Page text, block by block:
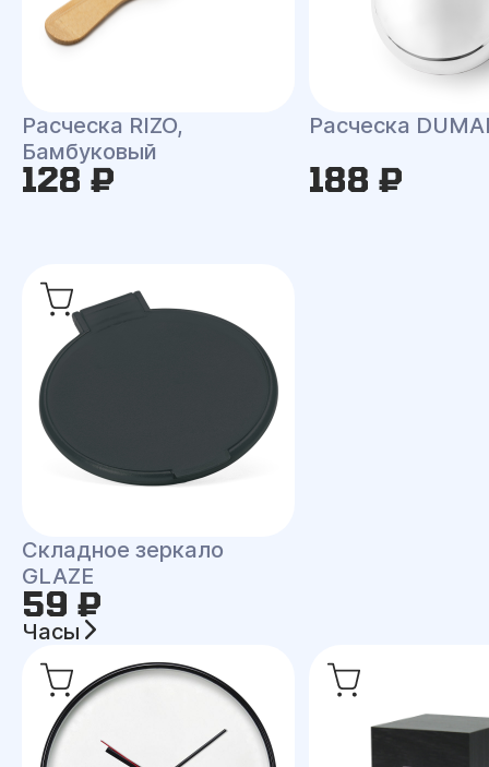
Расческа RIZO,
Бамбуковый
128 ₽
Расческа
188 ₽
Складное зеркало
GLAZE
59 ₽
Часы